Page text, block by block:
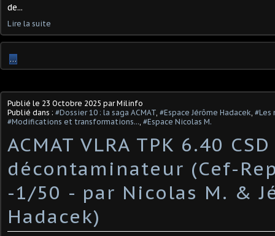
de...
Lire la suite
…
Publié le 23 Octobre 2025 par Milinfo
Publié dans : #Dossier 10 : la saga ACMAT, #Espace Jérôme Hadacek, #Les
#Modifications et transformations..., #Espace Nicolas M.
ACMAT VLRA TPK 6.40 CSD
décontaminateur (Cef-
-1/50 - par Nicolas M. &
Hadacek)